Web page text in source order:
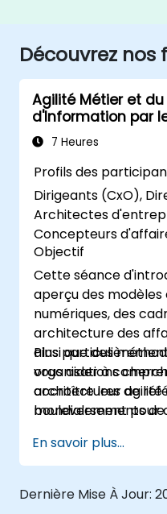
Découvrez
Agilité Métier et
d'Information par
7 Heures
Profils des
Dirigeants (CxO),
Architectes
Concepteurs
Objectif
Cette séance
aperçu des
numériques, des
architecture des
ainsi que des
organisations
accroître leur
bouleversements
Plus
vous aider à
architectures de
mondialement pour
architectures des
adéquation avec
concurrentiel.
En savoir plus...
Dernière Mise À Jour: